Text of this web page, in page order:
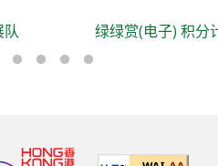
绿绿赏(电子) 积分计划